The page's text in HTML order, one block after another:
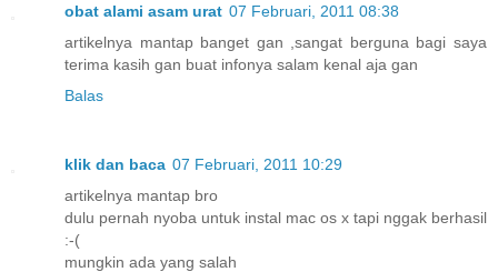
obat alami asam urat 07 Februari, 2011 08:38
artikelnya mantap banget gan ,sangat berguna bagi saya
terima kasih gan buat infonya salam kenal aja gan
Balas
klik dan baca 07 Februari, 2011 10:29
artikelnya mantap bro
dulu pernah nyoba untuk instal mac os x tapi nggak berhasil
:-(
mungkin ada yang salah